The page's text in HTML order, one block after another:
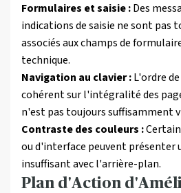
Formulaires et saisie :Des
indications de saisie ne sont pas
associés aux champs de
technique.
Navigation au clavier :L'ordre
cohérent sur l'intégralité des
n'est pas toujours suffisamment
Contraste des couleurs :
ou d'interface peuvent présenter
insuffisant avec l'arrière-plan.
Plan d'Action